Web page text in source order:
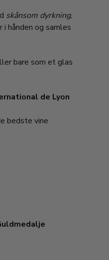
skånsom dyrkning,
hånden og samles
bare som et glas
de Lyon
bedste vine